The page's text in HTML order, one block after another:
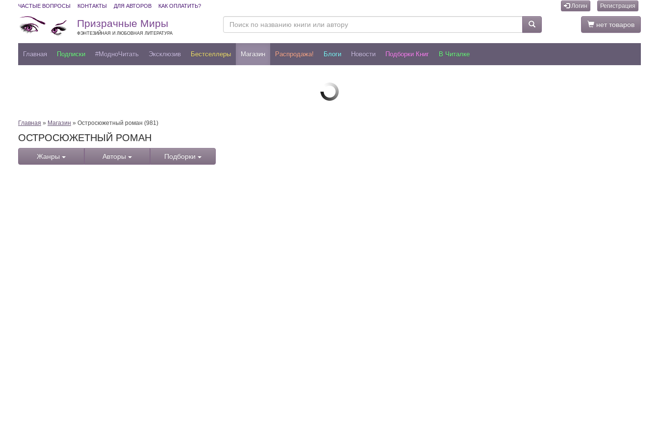
ЧАСТЫЕ ВОПРОСЫ КОНТАКТЫ ДЛЯ АВТОРОВ КАК ОПЛАТИТЬ? Логин Регистрация
Призрачные Миры
ФЭНТЕЗИЙНАЯ И ЛЮБОВНАЯ ЛИТЕРАТУРА
нет товаров
Главная Подписки #МодноЧитать Эксклюзив Бестселлеры Магазин Распродажа! Блоги Новости Подборки Книг В Читалке
Главная » Магазин » Остросюжетный роман (981)
ОСТРОСЮЖЕТНЫЙ РОМАН
Жанры Авторы Подборки